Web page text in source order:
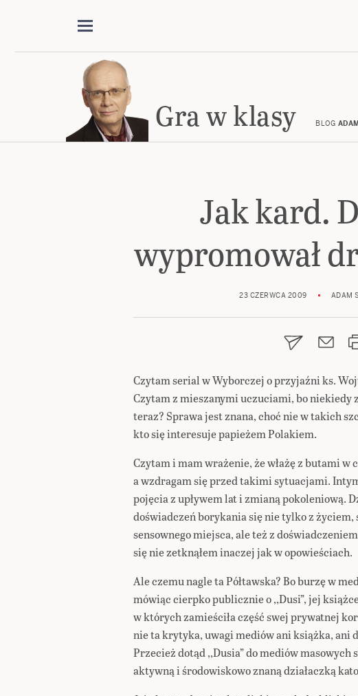
Gra w klasy BLOG
Jak kard.
wypromował
23 CZERWCA 2009 ADAM
Czytam serial w Wyborczej o przyjaźni ks.
Czytam z mieszanymi uczuciami, bo niekiedy
teraz? Sprawa jest znana, choć nie w takich
kto się interesuje papieżem Polakiem.
Czytam i mam wrażenie, że włażę z butami w
a wzdragam się przed takimi sytuacjami.
pojęcia z upływem lat i zmianą pokoleniową.
doświadczeń borykania się nie tylko z życiem,
sensownego miejsca, ale też z
się nie zetknąłem inaczej jak w opowieściach.
Ale czemu nagle ta Półtawska? Bo burzę w
mówiąc cierpko publicznie o ,,Dusi”, jej
w których zamieściła część swej prywatnej
nie ta krytyka, uwagi mediów ani książka, ani
Przecież dotąd ,,Dusia” do mediów masowych
aktywną i środowiskowo znaną działaczką